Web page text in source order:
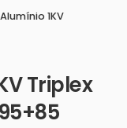
1KV
Triplex